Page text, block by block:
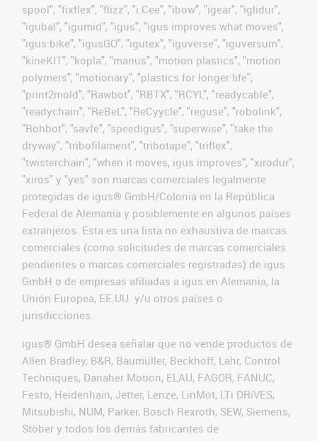
spool", "fixflex", "flizz", "i.Cee", "ibow", "igear", "iglidur",
"igubal", "igumid", "igus", "igus improves what moves",
"igus:bike", "igusGO", "igutex", "iguverse", "iguversum",
"kineKIT", "kopla", "manus", "motion plastics", "motion
polymers", "motionary", "plastics for longer life",
"print2mold", "Rawbot", "RBTX", "RCYL", "readycable",
"readychain", "ReBeL", "ReCyycle", "reguse", "robolink",
"Rohbot", "savfe", "speedigus", "superwise", "take the
dryway", "tribofilament", "tribotape", "triflex",
"twisterchain", "when it moves, igus improves", "xirodur",
"xiros" y "yes" son marcas comerciales legalmente
protegidas de igus® GmbH/Colonia en la República
Federal de Alemania y posiblemente en algunos países
extranjeros. Esta es una lista no exhaustiva de marcas
comerciales (como solicitudes de marcas comerciales
pendientes o marcas comerciales registradas) de igus
GmbH o de empresas afiliadas a igus en Alemania, la
Unión Europea, EE.UU. y/u otros países o
jurisdicciones.
igus® GmbH desea señalar que no vende productos de
Allen Bradley, B&R, Baumüller, Beckhoff, Lahr, Control
Techniques, Danaher Motion, ELAU, FAGOR, FANUC,
Festo, Heidenhain, Jetter, Lenze, LinMot, LTi DRiVES,
Mitsubishi, NUM, Parker, Bosch Rexroth, SEW, Siemens,
Stöber y todos los demás fabricantes de